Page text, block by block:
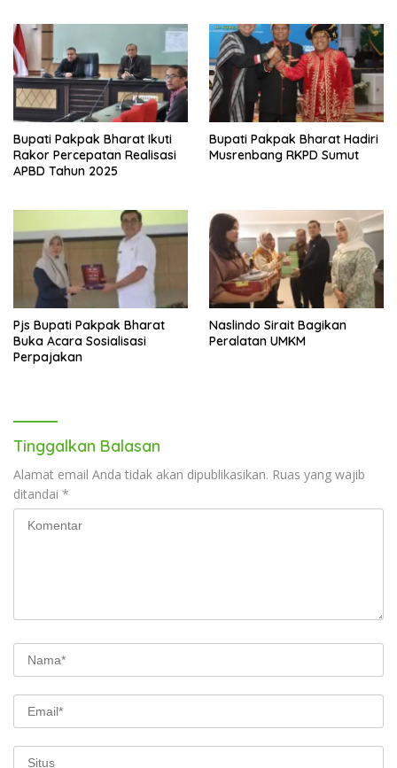
Bupati Pakpak Bharat Ikuti
Rakor Percepatan Realisasi
APBD Tahun 2025
Bupati Pakpak Bharat Hadiri
Musrenbang RKPD Sumut
Pjs Bupati Pakpak Bharat
Buka Acara Sosialisasi
Perpajakan
Naslindo Sirait Bagikan
Peralatan UMKM
Tinggalkan Balasan
Alamat email Anda tidak akan dipublikasikan. Ruas yang wajib
ditandai *